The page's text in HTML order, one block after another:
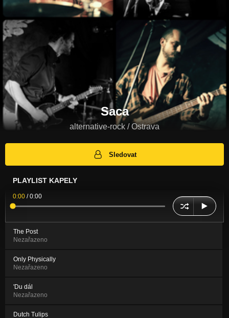
Saca
alternative-rock / Ostrava
Sledovat
PLAYLIST KAPELY
0:00 /0:00
The Post
Nezařazeno
Only Physically
Nezařazeno
'Du dál
Nezařazeno
Dutch Tulips